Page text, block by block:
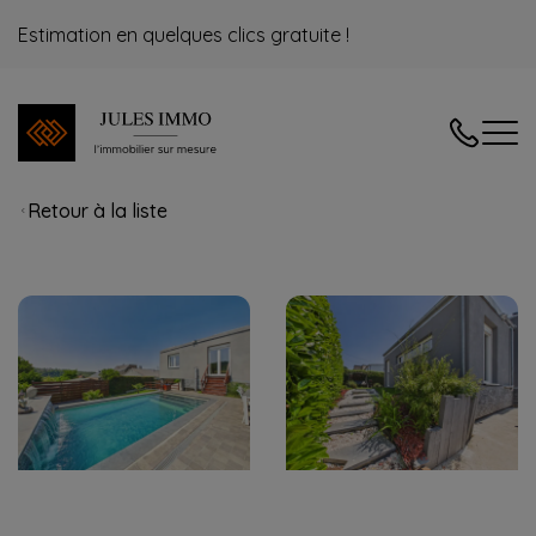
Estimation en quelques clics gratuite !
04/
Retour à la liste